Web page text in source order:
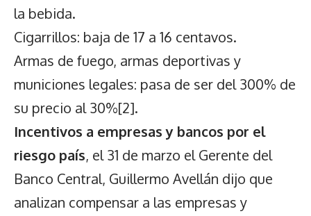
la bebida.
Cigarrillos: baja de 17 a 16 centavos.
Armas de fuego, armas deportivas y
municiones legales: pasa de ser del 300% de
su precio al 30%[2].
Incentivos a empresas y bancos por el
riesgo país, el 31 de marzo el Gerente del
Banco Central, Guillermo Avellán dijo que
analizan compensar a las empresas y